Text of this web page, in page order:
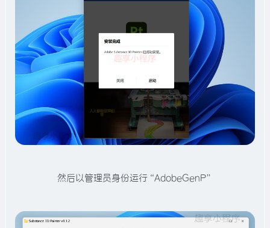
然后以管理员身份运行“AdobeGenP”